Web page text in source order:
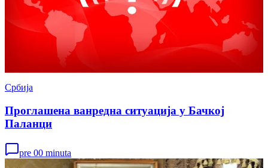
Србија
Проглашена ванредна ситуација у Бачкој
Паланци
pre 00 minuta